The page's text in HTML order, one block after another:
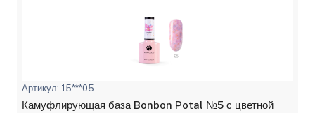
Артикул: 15***05
Камуфлирующая база Bonbon Potal №5 с цветной